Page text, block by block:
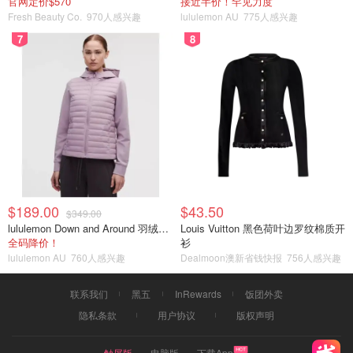
Fresh Beauty Co. 970人感兴趣 lululemon AU 775人感兴趣
7
$189.00 $349.00
lululemon Down and Around 羽绒夹克
全码降价！
lululemon AU 760人感兴趣
8
$43.50
Louis Vuitton 黑色荷叶边罗纹棉质开
衫
Dealmoon澳新省钱快报 756人感兴趣
联系我们 黑五 InRewards
饭团外卖
隐私条款
用户协议 版权声明